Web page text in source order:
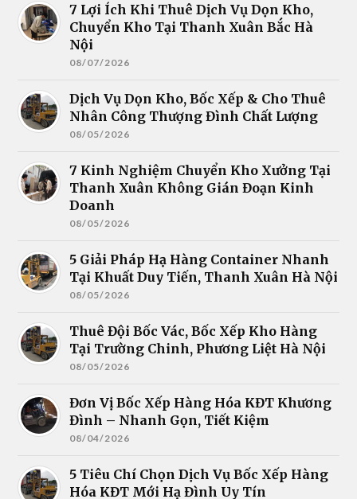
7 Lợi Ích Khi Thuê Dịch Vụ Dọn Kho,
Chuyển Kho Tại Thanh Xuân Bắc Hà
Nội
08/07/2026
Dịch Vụ Dọn Kho, Bốc Xếp & Cho Thuê
Nhân Công Thượng Đình Chất Lượng
08/05/2026
7 Kinh Nghiệm Chuyển Kho Xưởng Tại
Thanh Xuân Không Gián Đoạn Kinh
Doanh
08/05/2026
5 Giải Pháp Hạ Hàng Container Nhanh
Tại Khuất Duy Tiến, Thanh Xuân Hà Nội
08/05/2026
Thuê Đội Bốc Vác, Bốc Xếp Kho Hàng
Tại Trường Chinh, Phương Liệt Hà Nội
08/05/2026
Đơn Vị Bốc Xếp Hàng Hóa KĐT Khương
Đình – Nhanh Gọn, Tiết Kiệm
08/04/2026
5 Tiêu Chí Chọn Dịch Vụ Bốc Xếp Hàng
Hóa KĐT Mới Hạ Đình Uy Tín